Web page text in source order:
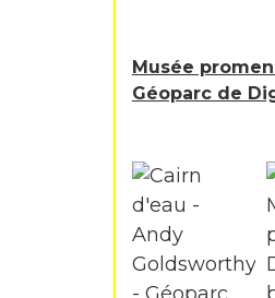
Musée
Géoparc de